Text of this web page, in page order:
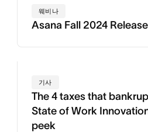
웨비나
Asana Fall 2024 Release
기사
The 4 taxes that
State of Work
peek